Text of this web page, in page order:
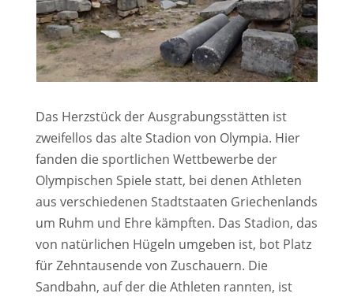
Das Herzstück der Ausgrabungsstätten ist
zweifellos das alte Stadion von Olympia. Hier
fanden die sportlichen Wettbewerbe der
Olympischen Spiele statt, bei denen Athleten
aus verschiedenen Stadtstaaten Griechenlands
um Ruhm und Ehre kämpften. Das Stadion, das
von natürlichen Hügeln umgeben ist, bot Platz
für Zehntausende von Zuschauern. Die
Sandbahn, auf der die Athleten rannten, ist